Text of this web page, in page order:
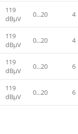
119
dBμV
0...20 4
119
dBμV
0...20 4
119
dBμV
0...20 6
119
dBμV
0...20 6